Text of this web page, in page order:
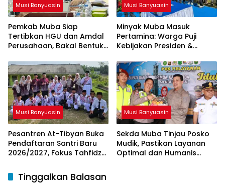
Musi Banyuasin
Pemkab Muba Siap
Tertibkan HGU dan Amdal
Perusahaan, Bakal Bentuk
Musi Banyuasin
Minyak Muba Masuk
Pertamina: Warga Puji
Kebijakan Presiden &
Musi Banyuasin
Pesantren At-Tibyan Buka
Pendaftaran Santri Baru
2026/2027, Fokus Tahfidz
Musi Banyuasin
Sekda Muba Tinjau Posko
Mudik, Pastikan Layanan
Optimal dan Humanis
Tinggalkan Balasan